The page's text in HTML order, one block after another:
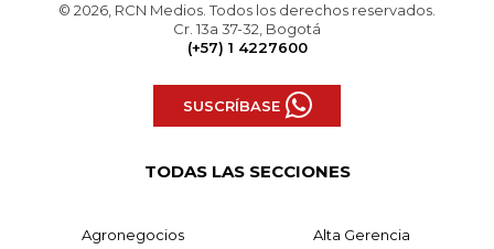
© 2026, RCN Medios. Todos los derechos reservados.
Cr. 13a 37-32, Bogotá
(+57) 1 4227600
SUSCRÍBASE
TODAS LAS SECCIONES
Agronegocios Alta Gerencia